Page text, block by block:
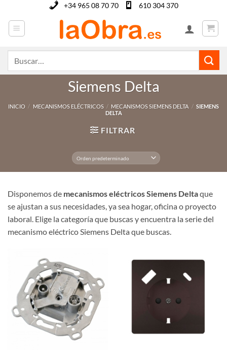
contenido
+34 965 08 70 70 610 304 370
Siemens Delta
INICIO / MECANISMOS ELÉCTRICOS / MECANISMOS SIEMENS DELTA / SIEMENS
DELTA
FILTRAR
Disponemos de mecanismos eléctricos Siemens Deltaque
se ajustan a sus necesidades, ya sea hogar, oficina o proyecto
laboral. Elige la categoría que buscas y encuentra la serie del
mecanismo eléctrico Siemens Delta que buscas.